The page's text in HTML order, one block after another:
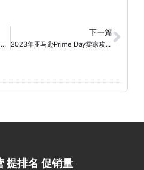
深入探索亚马逊推广入口：助力运营与增加曝光
下一篇
2023年亚马逊Prime Day卖家攻略：全面备战，赢在细节
提排名 促销量​